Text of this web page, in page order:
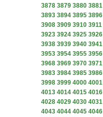
3878 3879 3880 3881
3893 3894 3895 3896
3908 3909 3910 3911
3923 3924 3925 3926
3938 3939 3940 3941
3953 3954 3955 3956
3968 3969 3970 3971
3983 3984 3985 3986
3998 3999 4000 4001
4013 4014 4015 4016
4028 4029 4030 4031
4043 4044 4045 4046